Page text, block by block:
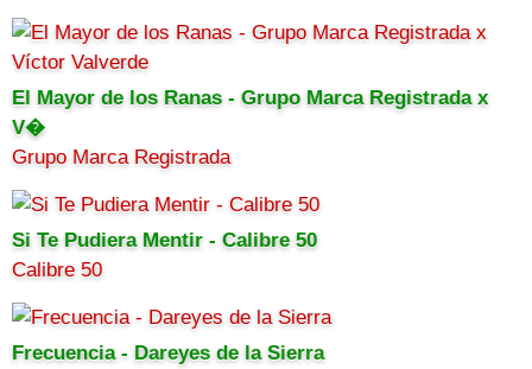
El Mayor de los Ranas - Grupo Marca Registrada x
V�
Grupo Marca Registrada
Si Te Pudiera Mentir - Calibre 50
Calibre 50
Frecuencia - Dareyes de la Sierra